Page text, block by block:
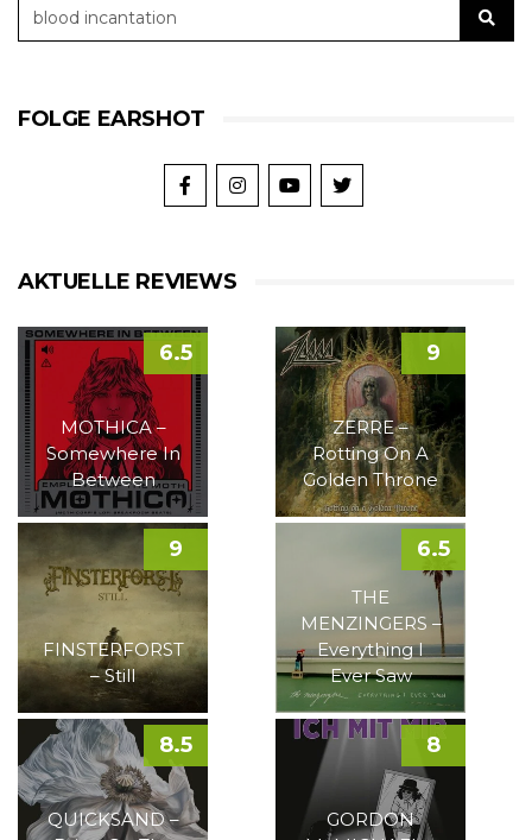
FOLGE EARSHOT
AKTUELLE REVIEWS
MOTHICA –
Somewhere In
Between
6.5
ZERRE –
Rotting On A
Golden Throne
9
FINSTERFORST
– Still
9
THE
MENZINGERS –
Everything I
Ever Saw
6.5
QUICKSAND –
8.5
GORDON
8